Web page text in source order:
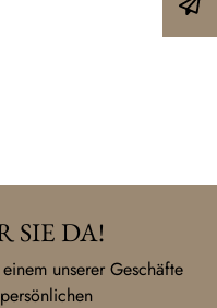
SIE DA!
unserer Geschäfte